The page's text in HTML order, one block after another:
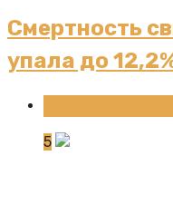
Смертность
упала до
5